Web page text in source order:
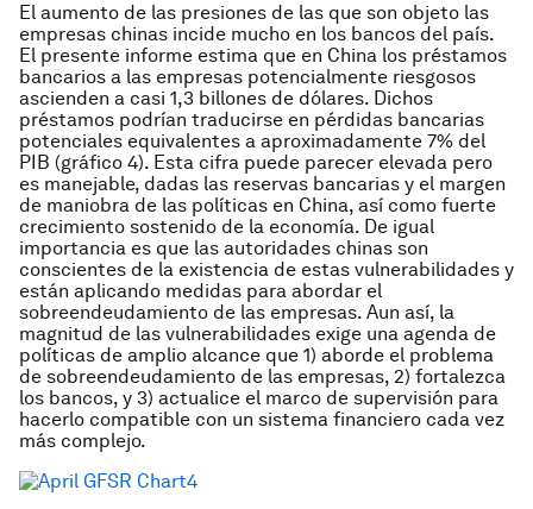
El aumento de las presiones de las que son objeto las
empresas chinas incide mucho en los bancos del país.
El presente informe estima que en China los préstamos
bancarios a las empresas potencialmente riesgosos
ascienden a casi 1,3 billones de dólares. Dichos
préstamos podrían traducirse en pérdidas bancarias
potenciales equivalentes a aproximadamente 7% del
PIB (gráfico 4). Esta cifra puede parecer elevada pero
es manejable, dadas las reservas bancarias y el margen
de maniobra de las políticas en China, así como fuerte
crecimiento sostenido de la economía. De igual
importancia es que las autoridades chinas son
conscientes de la existencia de estas vulnerabilidades y
están aplicando medidas para abordar el
sobreendeudamiento de las empresas. Aun así, la
magnitud de las vulnerabilidades exige una agenda de
políticas de amplio alcance que 1) aborde el problema
de sobreendeudamiento de las empresas, 2) fortalezca
los bancos, y 3) actualice el marco de supervisión para
hacerlo compatible con un sistema financiero cada vez
más complejo.